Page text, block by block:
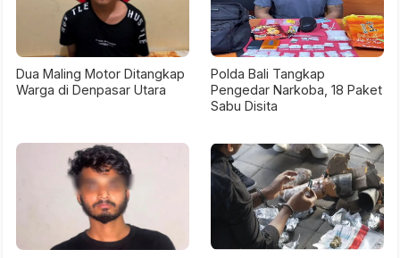
Dua Maling Motor Ditangkap
Warga di Denpasar Utara
Polda Bali Tangkap
Pengedar Narkoba, 18 Paket
Sabu Disita